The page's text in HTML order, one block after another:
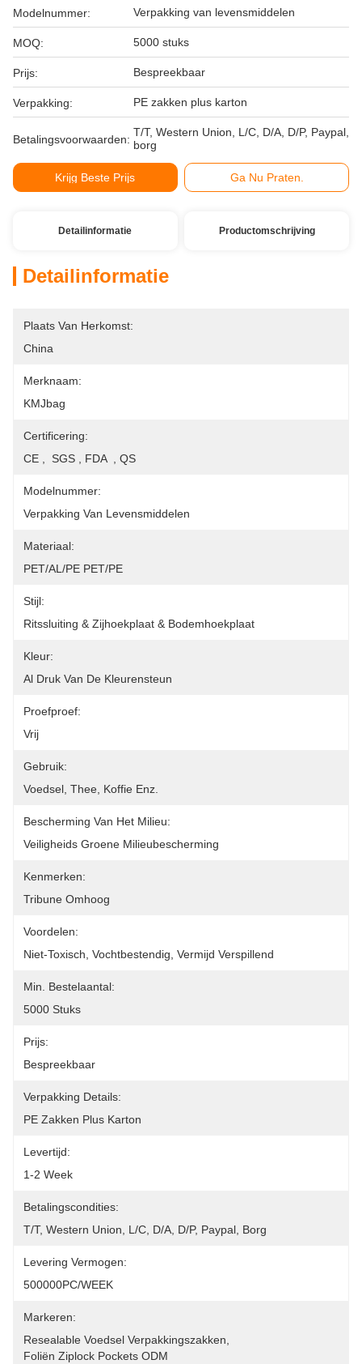
Modelnummer: Verpakking van levensmiddelen
MOQ: 5000 stuks
Prijs: Bespreekbaar
Verpakking: PE zakken plus karton
Betalingsvoorwaarden:
T/T, Western Union, L/C, D/A, D/P, Paypal,
borg
Krijg Beste Prijs Ga Nu Praten.
Detailinformatie Productomschrijving
Detailinformatie
Plaats Van Herkomst:
China
Merknaam:
KMJbag
Certificering:
CE ,  SGS , FDA  , QS
Modelnummer:
Verpakking Van Levensmiddelen
Materiaal:
PET/AL/PE PET/PE
Stijl:
Ritssluiting & Zijhoekplaat & Bodemhoekplaat
Kleur:
Al Druk Van De Kleurensteun
Proefproef:
Vrij
Gebruik:
Voedsel, Thee, Koffie Enz.
Bescherming Van Het Milieu:
Veiligheids Groene Milieubescherming
Kenmerken:
Tribune Omhoog
Voordelen:
Niet-Toxisch, Vochtbestendig, Vermijd Verspillend
Min. Bestelaantal:
5000 Stuks
Prijs:
Bespreekbaar
Verpakking Details:
PE Zakken Plus Karton
Levertijd:
1-2 Week
Betalingscondities:
T/T, Western Union, L/C, D/A, D/P, Paypal, Borg
Levering Vermogen:
500000PC/WEEK
Markeren:
Resealable Voedsel Verpakkingszakken
Foliën Ziplock Pockets ODM